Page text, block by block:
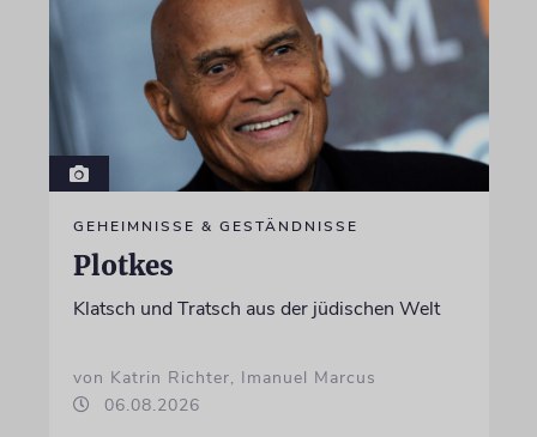
GEHEIMNISSE & GESTÄNDNISSE
Plotkes
Klatsch und Tratsch aus der jüdischen Welt
von Katrin Richter, Imanuel Marcus
06.08.2026